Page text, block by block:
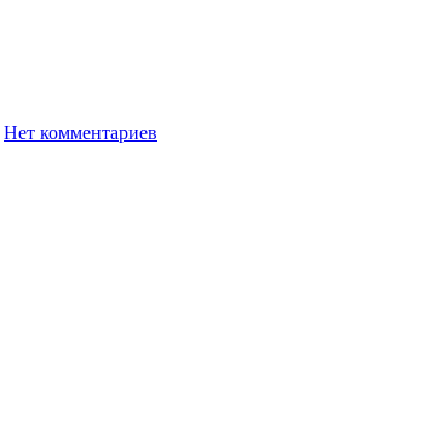
Нет комментариев